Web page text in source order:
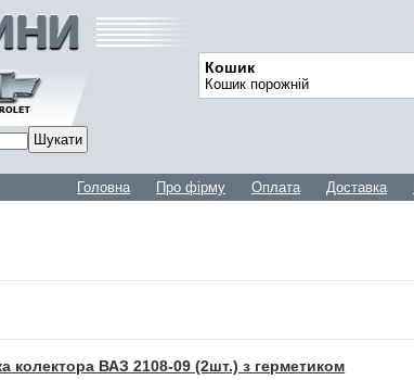
Кошик
Кошик порожній
Головна Про фірму Оплата Доставка
колектора ВАЗ 2108-09 (2шт.) з герметиком